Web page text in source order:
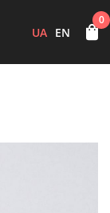
UA EN
0